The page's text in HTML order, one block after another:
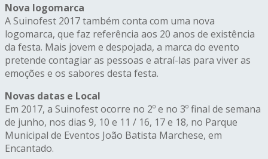
Nova logomarca
A Suinofest 2017 também conta com uma nova
logomarca, que faz referência aos 20 anos de existência
da festa. Mais jovem e despojada, a marca do evento
pretende contagiar as pessoas e atraí-las para viver as
emoções e os sabores desta festa.
Novas datas e Local
Em 2017, a Suinofest ocorre no 2º e no 3º final de semana
de junho, nos dias 9, 10 e 11 / 16, 17 e 18, no Parque
Municipal de Eventos João Batista Marchese, em
Encantado.